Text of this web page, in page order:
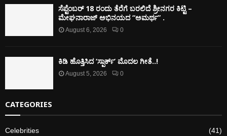
ಸೆಪ್ಟೆಂಬರ್ 18 ರಂದು ತೆರೆಗೆ ಬರಲಿದೆ ಶ್ರೀನಗರ ಕಿಟ್ಟಿ –
ಮೇಘನಾರಾಜ್ ಅಭಿನಯದ “ಅಮರ್ಥ” .
August 6, 2026 0
ಕಿಡಿ‌‌ ಹೊತ್ತಿಸಿದ ‘ಸ್ಪಾರ್ಕ್’ ಮೊದಲ‌ ಗೀತೆ..!
August 5, 2026 0
CATEGORIES
Celebrities
(41)